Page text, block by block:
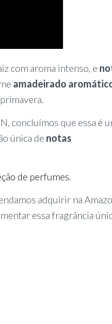
com aroma intenso, e
amadeirado
concluímos que essa é
única de notas
de perfumes.
adquirir na
essa fragrância